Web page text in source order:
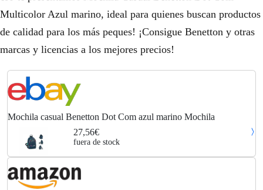
Multicolor Azul marino, ideal para quienes buscan productos
de calidad para los más peques! ¡Consigue Benetton y otras
marcas y licencias a los mejores precios!
Mochila casual Benetton Dot Com azul marino Mochila
27,56€
fuera de stock